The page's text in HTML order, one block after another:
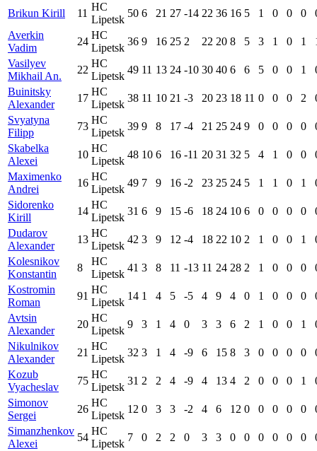
Brikun Kirill 11
HC
Lipetsk
50 6 21 27 -14 22 36 16 5 1 0 0 0
Averkin
Vadim
24
HC
Lipetsk
36 9 16 25 2 22 20 8 5 3 1 0 1
Vasilyev
Mikhail An.
22
HC
Lipetsk
49 11 13 24 -10 30 40 6 6 5 0 0 1
Buinitsky
Alexander
17
HC
Lipetsk
38 11 10 21 -3 20 23 18 11 0 0 0 2
Svyatyna
Filipp
73
HC
Lipetsk
39 9 8 17 -4 21 25 24 9 0 0 0 0
Skabelka
Alexei
10
HC
Lipetsk
48 10 6 16 -11 20 31 32 5 4 1 0 0
Maximenko
Andrei
16
HC
Lipetsk
49 7 9 16 -2 23 25 24 5 1 1 0 1
Sidorenko
Kirill
14
HC
Lipetsk
31 6 9 15 -6 18 24 10 6 0 0 0 0
Dudarov
Alexander
13
HC
Lipetsk
42 3 9 12 -4 18 22 10 2 1 0 0 1
Kolesnikov
Konstantin
8
HC
Lipetsk
41 3 8 11 -13 11 24 28 2 1 0 0 0
Kostromin
Roman
91
HC
Lipetsk
14 1 4 5 -5 4 9 4 0 1 0 0 0
Avtsin
Alexander
20
HC
Lipetsk
9 3 1 4 0 3 3 6 2 1 0 0 1
Nikulnikov
Alexander
21
HC
Lipetsk
32 3 1 4 -9 6 15 8 3 0 0 0 0
Kozub
Vyacheslav
75
HC
Lipetsk
31 2 2 4 -9 4 13 4 2 0 0 0 1
Simonov
Sergei
26
HC
Lipetsk
12 0 3 3 -2 4 6 12 0 0 0 0 0
Simanzhenkov
Alexei
54
HC
Lipetsk
7 0 2 2 0 3 3 0 0 0 0 0 0